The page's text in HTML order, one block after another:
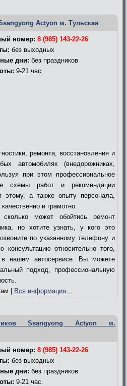
Actyon м. Тульская
номер: 8 (985) 143-22-26
без выходных
дни: без праздников
9-21 час.
ремонта, восстановления и
автомобилях (внедорожниках,
при этом профессиональное
схемы работ и рекомендации
этому, а также опыту персонала,
и грамотно.
может обойтись ремонт
но хотите узнать, у кого это
по указанному телефону и
консультацию относительно того,
в нашем автосервисе. Вы можете
подход, профессиональную
| Вся информация…
Ssangyong Actyon м.
номер: 8 (985) 143-22-26
без выходных
дни: без праздников
9-21 час.